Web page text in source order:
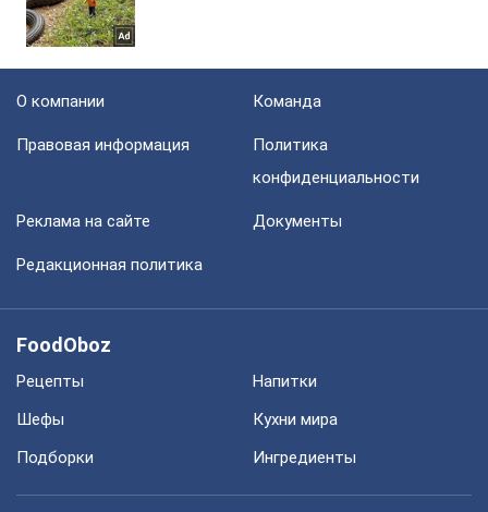
О компании Команда
Правовая информация
Политика
конфиденциальности
Реклама на сайте Документы
Редакционная политика
FoodOboz
Рецепты
Напитки
Шефы
Кухни мира
Подборки
Ингредиенты